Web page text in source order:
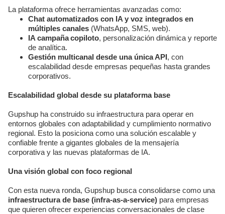
La plataforma ofrece herramientas avanzadas como:
Chat automatizados con IA y voz integrados en
múltiples canales (WhatsApp, SMS, web).
IA campaña copiloto, personalización dinámica y reporte
de analítica.
Gestión multicanal desde una única API, con
escalabilidad desde empresas pequeñas hasta grandes
corporativos.
Escalabilidad global desde su plataforma base
Gupshup ha construido su infraestructura para operar en
entornos globales con adaptabilidad y cumplimiento normativo
regional. Esto la posiciona como una solución escalable y
confiable frente a gigantes globales de la mensajería
corporativa y las nuevas plataformas de IA.
Una visión global con foco regional
Con esta nueva ronda, Gupshup busca consolidarse como una
infraestructura de base (infra-as-a-service) para empresas
que quieren ofrecer experiencias conversacionales de clase